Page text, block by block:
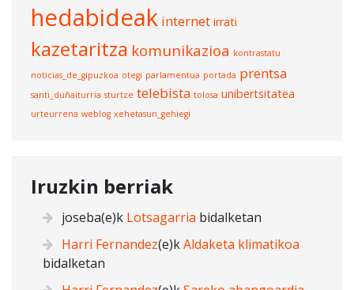
hedabideak internet irrati
kazetaritza komunikazioa kontrastatu
noticias_de_gipuzkoa otegi parlamentua portada prentsa
santi_duñaiturria sturtze telebista tolosa unibertsitatea
urteurrena weblog xehetasun_gehiegi
Iruzkin berriak
joseba(e)k Lotsagarria bidalketan
Harri Fernandez(e)kAldaketa klimatikoa
bidalketan